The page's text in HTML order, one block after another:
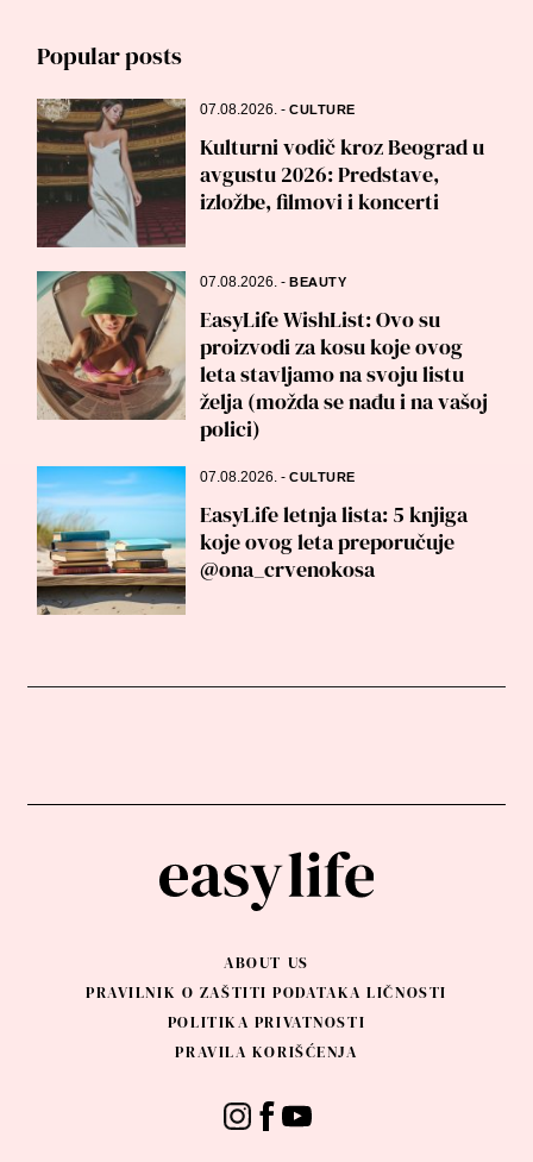
Popular posts
07.08.2026.-CULTURE
Kulturni vodič kroz Beograd u
avgustu 2026: Predstave,
izložbe, filmovi i koncerti
07.08.2026.-BEAUTY
EasyLife WishList: Ovo su
proizvodi za kosu koje ovog
leta stavljamo na svoju listu
želja (možda se nađu i na vašoj
polici)
07.08.2026.-CULTURE
EasyLife letnja lista: 5 knjiga
koje ovog leta preporučuje
@ona_crvenokosa
ABOUT US
PRAVILNIK O ZAŠTITI PODATAKA LIČNOSTI
POLITIKA PRIVATNOSTI
PRAVILA KORIŠĆENJA